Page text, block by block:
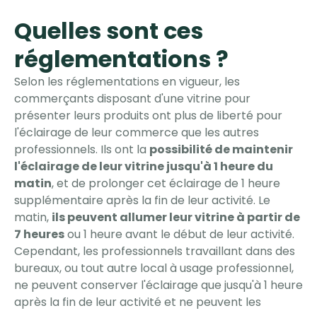
Quelles sont ces
réglementations ?
Selon les réglementations en vigueur, les
commerçants disposant d'une vitrine pour
présenter leurs produits ont plus de liberté pour
l'éclairage de leur commerce que les autres
professionnels. Ils ont la possibilité de maintenir
l'éclairage de leur vitrine jusqu'à 1 heure du
matin, et de prolonger cet éclairage de 1 heure
supplémentaire après la fin de leur activité. Le
matin, ils peuvent allumer leur vitrine à partir de
7 heuresou 1 heure avant le début de leur activité.
Cependant, les professionnels travaillant dans des
bureaux, ou tout autre local à usage professionnel,
ne peuvent conserver l'éclairage que jusqu'à 1 heure
après la fin de leur activité et ne peuvent les